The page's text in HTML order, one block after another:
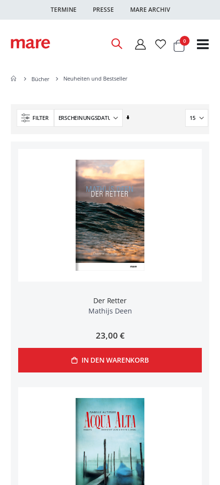
TERMINE PRESSE MARE ARCHIV
Warenkorb
0Artikel
Bücher Neuheiten und Bestseller
FILTER
In
Der Retter
Mathijs Deen
23,00 €
IN DEN WARENKORB